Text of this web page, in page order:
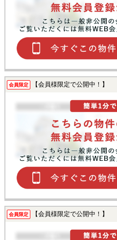
会員限定 【会員様限定で公開中！】
会員限定 【会員様限定で公開中！】